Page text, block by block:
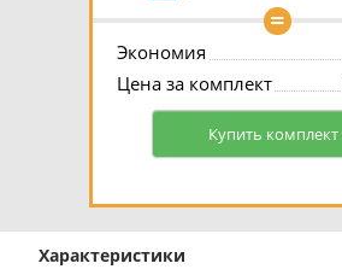
=
Экономия
Цена за комплект
Купить комплект
Характеристики